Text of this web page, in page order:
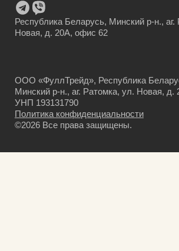
Республика Беларусь, Минский р-н., аг.
Новая, д. 20А, офис 62
ООО «ФуллТрейд», Республика
Минский р-н., аг. Ратомка, ул. Новая, д.
УНП 193131790
Политика конфиденциальности
©2026 Все права защищены.